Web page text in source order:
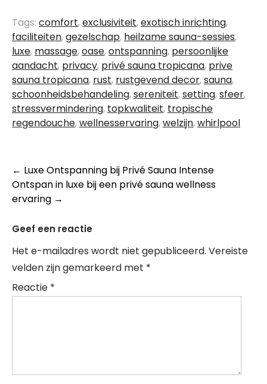
Tags: comfort,exclusiviteit,exotisch inrichting,
faciliteiten,gezelschap, heilzame sauna-sessies,
luxe, massage,oase,ontspanning, persoonlijke
aandacht, privacy, privé sauna tropicana, prive
sauna tropicana, rust, rustgevend decor,sauna,
schoonheidsbehandeling,sereniteit,setting,sfeer,
stressvermindering, topkwaliteit, tropische
regendouche,wellnesservaring,welzijn,whirlpool
Berichtnavigatie
← Luxe Ontspanning bij Privé Sauna Intense
Ontspan in luxe bij een privé sauna wellness
ervaring →
Geef een reactie
Het e-mailadres wordt niet gepubliceerd. Vereiste
velden zijn gemarkeerd met *
Reactie *